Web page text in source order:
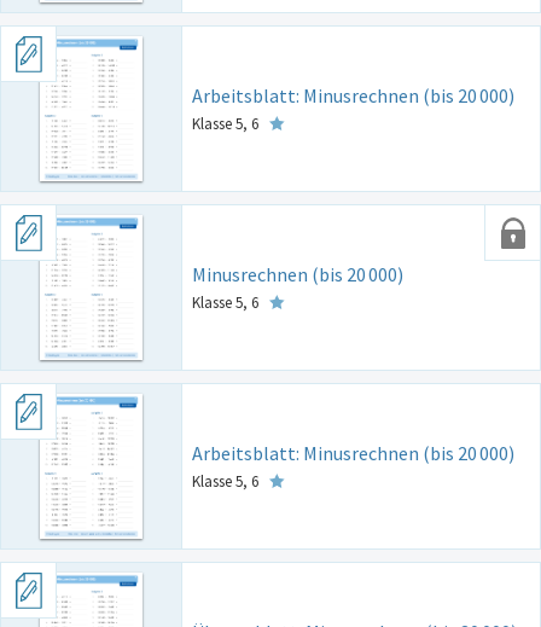
Arbeitsblatt: Minusrechnen (bis 20000)
Klasse 5, 6
Minusrechnen (bis 20000)
Klasse 5, 6
Arbeitsblatt: Minusrechnen (bis 20000)
Klasse 5, 6